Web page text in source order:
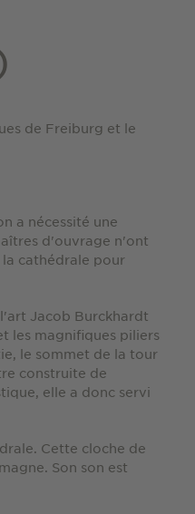
de Freiburg et le
a nécessité une
d'ouvrage n'ont
cathédrale pour
Jacob Burckhardt
les magnifiques piliers
le sommet de la tour
construite de
elle a donc servi
Cette cloche de
Son son est